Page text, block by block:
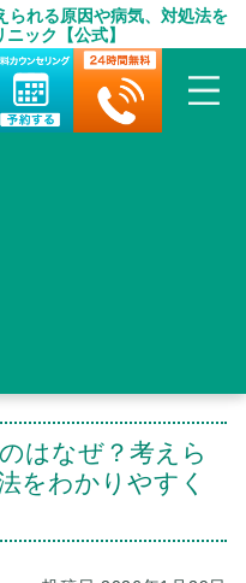
られる原因や病気、対処法を
ック【公式】
はなぜ？考えら
をわかりやすく